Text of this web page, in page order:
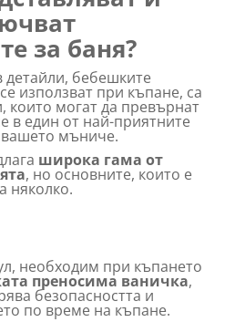
за баня?
детайли, бебешките
използват при къпане, са
които могат да превърнат
в един от най-приятните
мъниче.
широка гама от
, но основните, които е
няколко.
необходим при къпането
преносима ваничка,
безопасността и
по време на къпане.